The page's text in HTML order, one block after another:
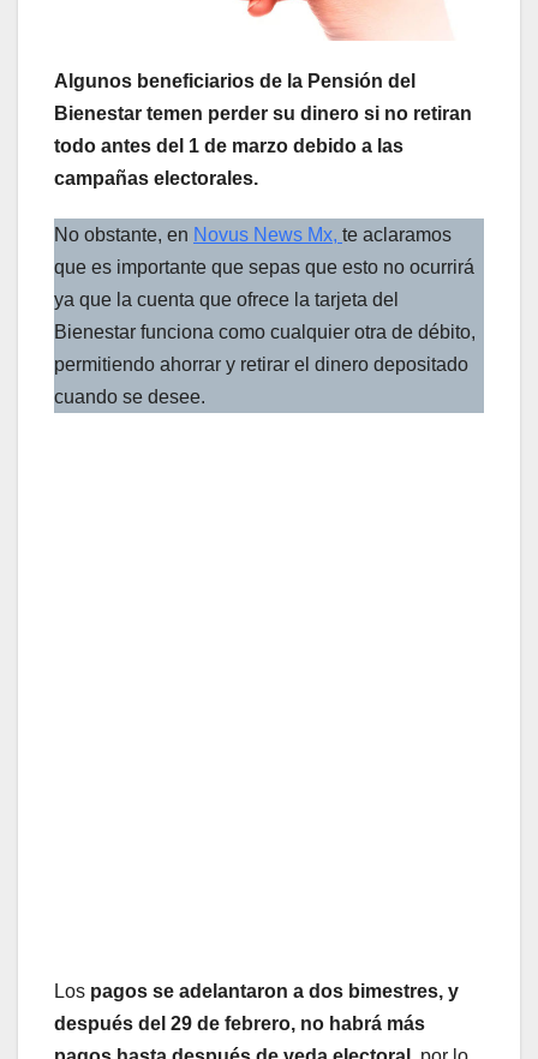
Algunos beneficiarios de la Pensión del
Bienestar temen perder su dinero si no retiran
todo antes del 1 de marzo debido a las
campañas electorales.
No obstante, en Novus News Mx, te aclaramos
que es importante que sepas que esto no ocurrirá
ya que la cuenta que ofrece la tarjeta del
Bienestar funciona como cualquier otra de débito,
permitiendo ahorrar y retirar el dinero depositado
cuando se desee.
Los pagos se adelantaron a dos bimestres, y
después del 29 de febrero, no habrá más